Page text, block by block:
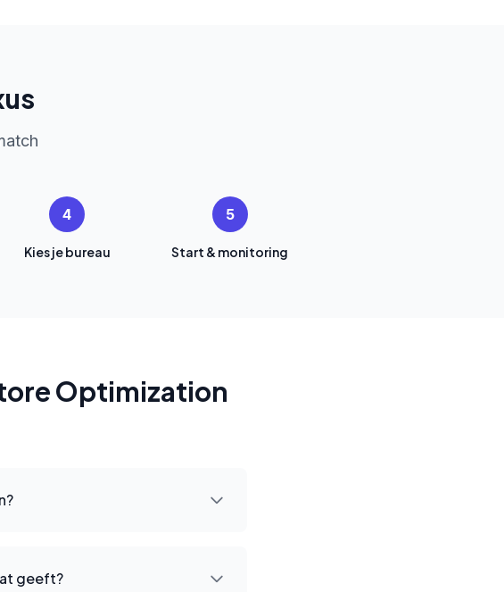
4
Kies je bureau
5
Start & monitoring
Optimization
geeft?